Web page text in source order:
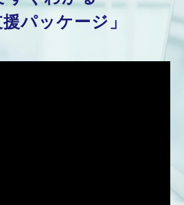
援パッケージ」